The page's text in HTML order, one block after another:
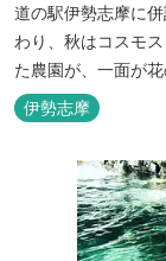
道の駅伊勢志摩に
わり、秋はコスモ
た農園が、一面が
ます。 2026
伊勢志摩